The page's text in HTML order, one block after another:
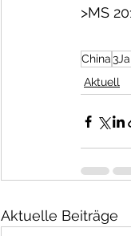
>MS
China
Aktuell
Aktuelle Beiträge